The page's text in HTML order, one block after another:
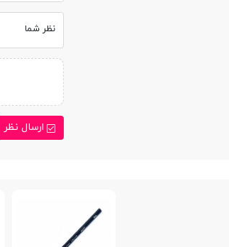
نظر شما
ارسال نظر